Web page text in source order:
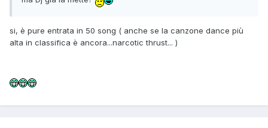
si, è pure entrata in 50 song ( anche se la canzone dance più
alta in classifica è ancora...narcotic thrust... )